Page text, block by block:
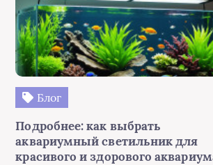
Блог
Подробнее: как выбрать
аквариумный светильник для
красивого и здорового